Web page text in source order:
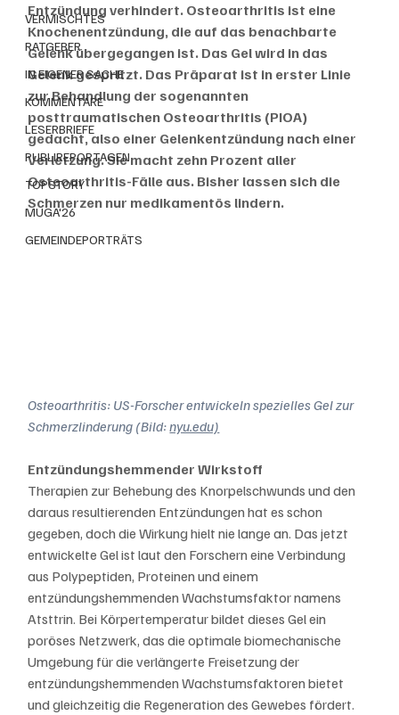
VERMISCHTES
RATGEBER
IN EIGENER SACHE
KOMMENTARE
LESERBRIEFE
PUBLIREPORTAGEN
TOPSTORY
MUGA'26
GEMEINDEPORTRÄTS
Entzündung verhindert. Osteoarthritis ist eine
Knochenentzündung, die auf das benachbarte
Gelenk übergegangen ist. Das Gel wird in das
Gelenk gespritzt. Das Präparat ist in erster Linie
zur Behandlung der sogenannten
posttraumatischen Osteoarthritis (PIOA)
gedacht, also einer Gelenkentzündung nach einer
Verletzung. Sie macht zehn Prozent aller
Osteoarthritis-Fälle aus. Bisher lassen sich die
Schmerzen nur medikamentös lindern.
Osteoarthritis: US-Forscher entwickeln spezielles Gel zur
Schmerzlinderung (Bild: nyu.edu)
Entzündungshemmender Wirkstoff
Therapien zur Behebung des Knorpelschwunds und den
daraus resultierenden Entzündungen hat es schon
gegeben, doch die Wirkung hielt nie lange an. Das jetzt
entwickelte Gel ist laut den Forschern eine Verbindung
aus Polypeptiden, Proteinen und einem
entzündungshemmenden Wachstumsfaktor namens
Atsttrin. Bei Körpertemperatur bildet dieses Gel ein
poröses Netzwerk, das die optimale biomechanische
Umgebung für die verlängerte Freisetzung der
entzündungshemmenden Wachstumsfaktoren bietet
und gleichzeitig die Regeneration des Gewebes fördert.